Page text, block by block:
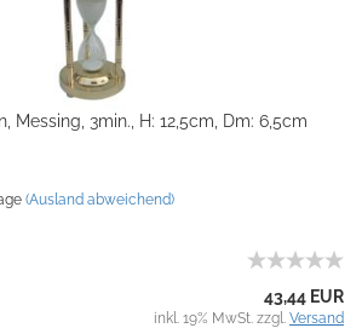
Messing, 3min., H: 12,5cm, Dm: 6,5cm
(Ausland abweichend)
43,44 EUR
inkl. 19% MwSt. zzgl. Versand